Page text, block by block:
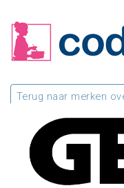
Terug naar merken